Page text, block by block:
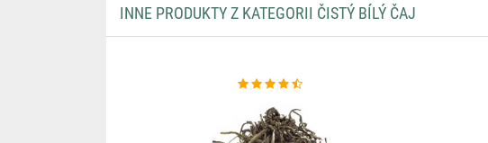
INNE PRODUKTY Z KATEGORII ČISTÝ BÍLÝ ČAJ